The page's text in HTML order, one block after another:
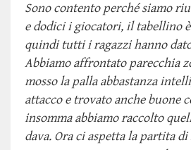
Sono contento perché siamo
e dodici i giocatori, il tabellino
quindi tutti i ragazzi hanno
Abbiamo affrontato parecchia
mosso la palla abbastanza
attacco e trovato anche buone
insomma abbiamo raccolto
dava. Ora ci aspetta la partita